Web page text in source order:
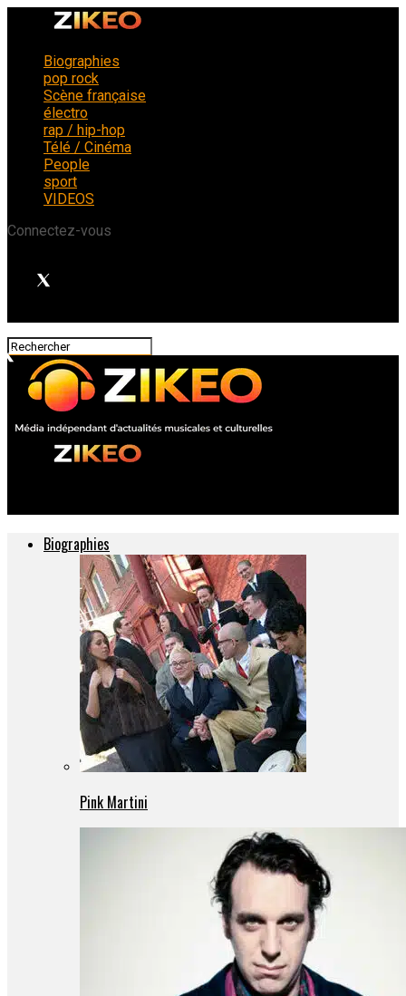
Biographies
pop rock
Scène française
électro
rap / hip-hop
Télé / Cinéma
People
sport
VIDEOS
Connectez-vous
Biographies
Pink Martini